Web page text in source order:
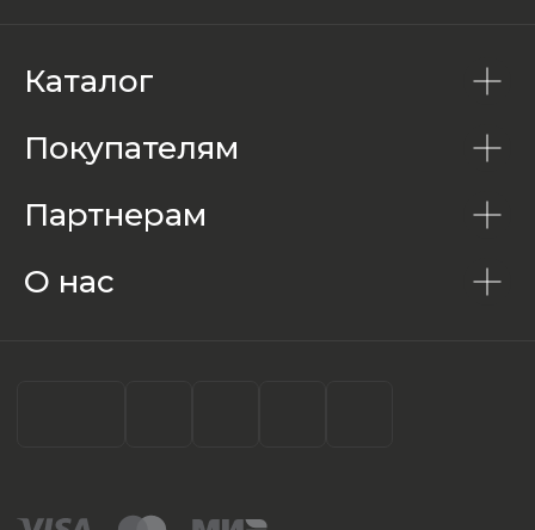
Каталог
Покупателям
Партнерам
О нас